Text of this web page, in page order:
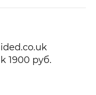
1900 руб.